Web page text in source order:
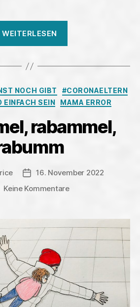
WEITERLESEN
Sonntag
September“
Kategorien
NOCH GIBT
#CORONAELTERN
EINFACH SEIN
MAMA ERROR
rabammel,
Veröffentlichungsdatum
16. November 2022
Keine Kommentarezu
rabumm